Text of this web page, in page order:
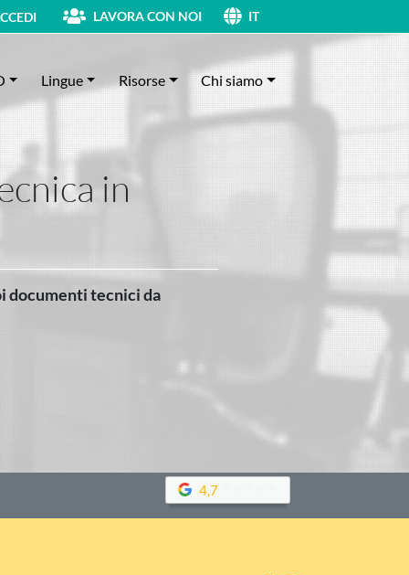
LAVORA CON NOI IT
Lingue Risorse Chi siamo
in
documenti tecnici da
4,7